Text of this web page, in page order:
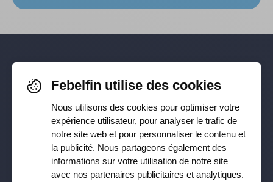
Pour rester informé-e de nos
dernières actualités, suivez-nous sur
Facebook,TikTok,X,LinkedIn&
Instagram
Febelfin utilise des cookies
Nous utilisons des cookies pour optimiser votre
expérience utilisateur, pour analyser le trafic de
notre site web et pour personnaliser le contenu et
la publicité. Nous partageons également des
informations sur votre utilisation de notre site
avec nos partenaires publicitaires et analytiques.